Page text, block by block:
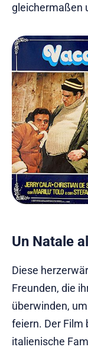
gleichermaßen
Un Natale
Diese
Freunden, die
überwinden,
feiern. Der Film
italienische